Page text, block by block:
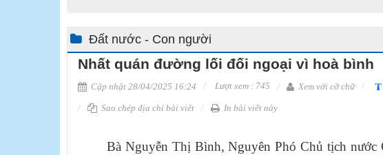
Đất nước - Con người
Nhất quán đường lối đối ngoại vì hoà bình
Cập nhật 28/04/2025 16:24 Lượt xem : 745 Xem với cỡ chữ
Sao chép địa chỉ bài viết In bài viết này
Bà Nguyễn Thị Bình, Nguyên Phó Chủ tịch nước